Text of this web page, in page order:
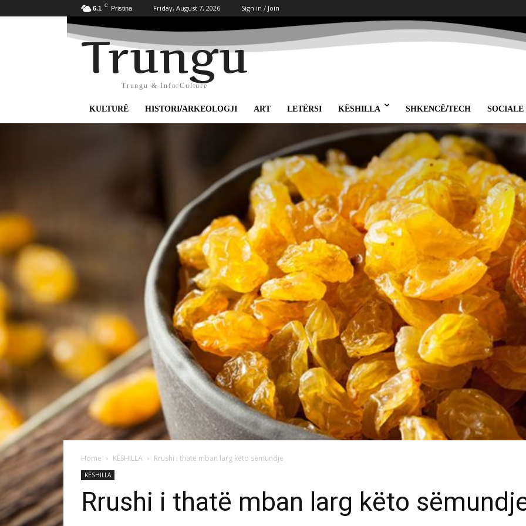
6.1 C Pristina Friday, August 7, 2026 Sign in / Join
Trungu
Trungu & InforCulture
KULTURË HISTORI/ARKEOLOGJI ART LETËRSI KËSHILLA SHKENCË/TECH SOCIALE
Home KËSHILLA Rrushi i thatë mban larg këto sëmundje
KËSHILLA
Rrushi i thatë mban larg këto